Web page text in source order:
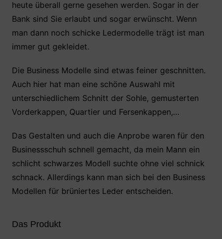
heute überall gerne gesehen werden. Sogar in der
Bank sind Sie erlaubt und sogar erwünscht. Wenn
man dann noch schicke Ledermodelle trägt ist man
immer gut gekleidet.
Die Business Modelle sind etwas feiner geschnitten.
Auch hier hat man eine schöne Auswahl mit
unterschiedlichem Schnitt der Sohle, gemusterten
Vorderkappen, Quartier und Fersenkappen,…
Das Gestalten und auch die Anprobe waren für den
Businessschuh schnell gemacht, da mein Mann ein
schlicht schwarzes Modell suchte ohne viel schnick
schnack. Allerdings kann man sich bei den Business
Modellen für brüniertes Leder entscheiden.
Das Produkt